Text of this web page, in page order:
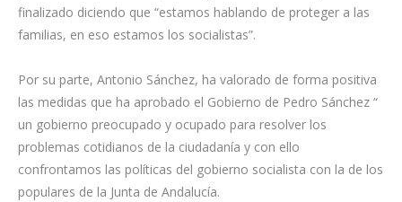
finalizado diciendo que “estamos hablando de proteger a las
familias, en eso estamos los socialistas”.
Por su parte, Antonio Sánchez, ha valorado de forma positiva
las medidas que ha aprobado el Gobierno de Pedro Sánchez “
un gobierno preocupado y ocupado para resolver los
problemas cotidianos de la ciudadanía y con ello
confrontamos las políticas del gobierno socialista con la de los
populares de la Junta de Andalucía.